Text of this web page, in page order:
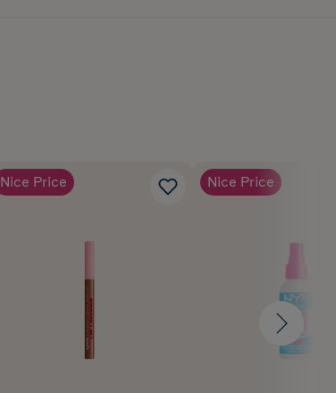
Nice Price Nice Price